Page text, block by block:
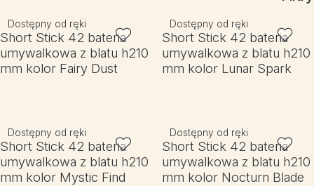
Dostępny od ręki
Short Stick 42 bateria
umywalkowa z blatu h210
mm kolor Fairy Dust
Dostępny od ręki
Short Stick 42 bateria
umywalkowa z blatu h210
mm kolor Lunar Spark
Dostępny od ręki
Short Stick 42 bateria
umywalkowa z blatu h210
mm kolor Mystic Find
Dostępny od ręki
Short Stick 42 bateria
umywalkowa z blatu h210
mm kolor Nocturn Blade